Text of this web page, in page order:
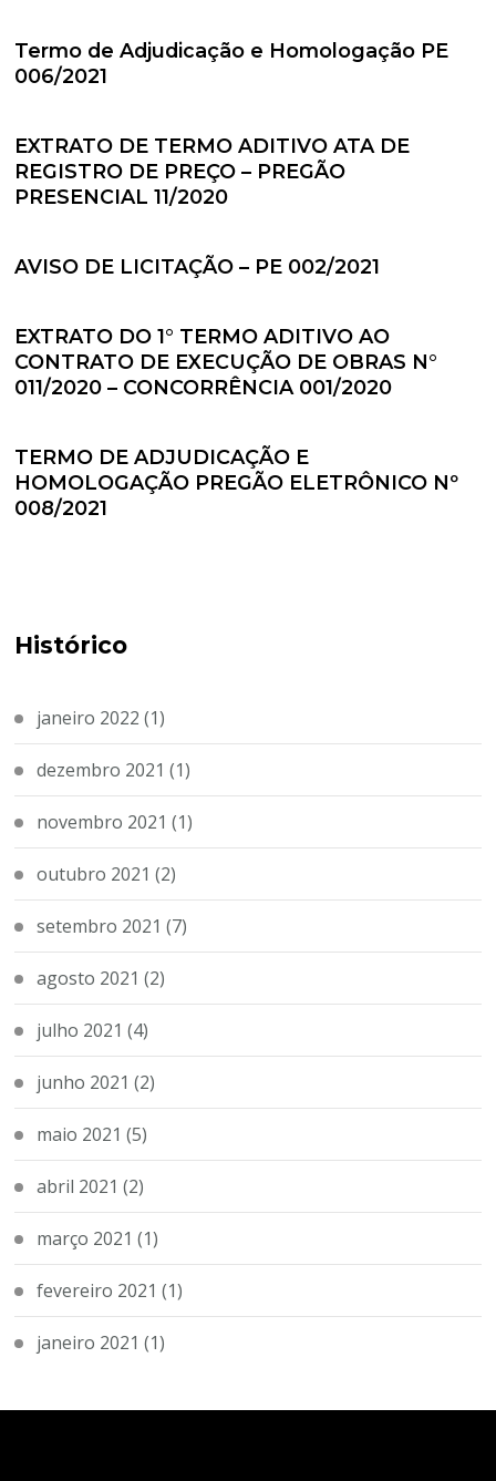
Termo de Adjudicação e Homologação PE
006/2021
EXTRATO DE TERMO ADITIVO ATA DE
REGISTRO DE PREÇO – PREGÃO
PRESENCIAL 11/2020
AVISO DE LICITAÇÃO – PE 002/2021
EXTRATO DO 1° TERMO ADITIVO AO
CONTRATO DE EXECUÇÃO DE OBRAS N°
011/2020 – CONCORRÊNCIA 001/2020
TERMO DE ADJUDICAÇÃO E
HOMOLOGAÇÃO PREGÃO ELETRÔNICO Nº
008/2021
Histórico
janeiro 2022 (1)
dezembro 2021 (1)
novembro 2021 (1)
outubro 2021 (2)
setembro 2021 (7)
agosto 2021 (2)
julho 2021 (4)
junho 2021 (2)
maio 2021 (5)
abril 2021 (2)
março 2021 (1)
fevereiro 2021 (1)
janeiro 2021 (1)